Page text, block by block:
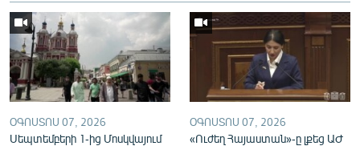
Русский
ՀԵՏԵՎԵՔ ՄԵԶ
ՕԳՈՍՏՈՍ 07, 2026
Սեպտեմբերի 1-ից Մոսկվայում
ՕԳՈՍՏՈՍ 07, 2026
«Ուժեղ Հայաստան»-ը լքեց ԱԺ